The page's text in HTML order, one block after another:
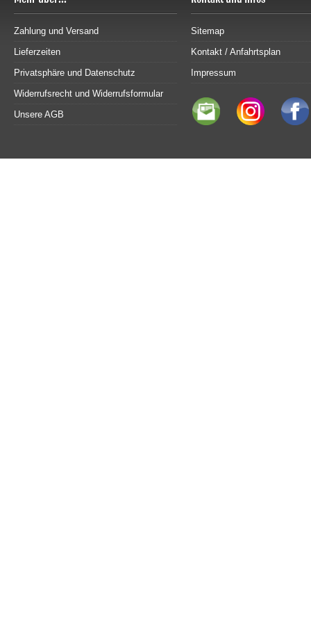
Zahlung und Versand
Lieferzeiten
Privatsphäre und Datenschutz
Widerrufsrecht und Widerrufsformular
Unsere AGB
Sitemap
Kontakt / Anfahrtsplan
Impressum